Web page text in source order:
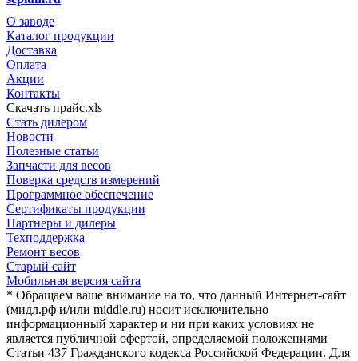
О заводе
Каталог продукции
Доставка
Оплата
Акции
Контакты
Скачать прайс.xls
Стать дилером
Новости
Полезные статьи
Запчасти для весов
Поверка средств измерений
Программное обеспечение
Сертификаты продукции
Партнеры и дилеры
Техподдержка
Ремонт весов
Старый сайт
Мобильная версия сайта
* Обращаем ваше внимание на то, что данный Интернет-сайт
(мидл.рф и/или middle.ru) носит исключительно
информационный характер и ни при каких условиях не
является публичной офертой, определяемой положениями
Статьи 437 Гражданского кодекса Российской Федерации. Для